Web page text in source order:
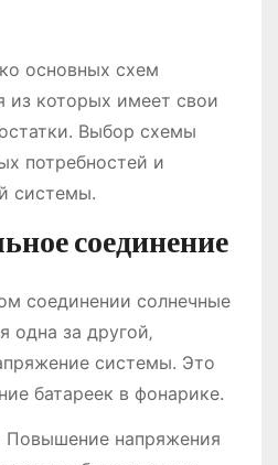
основных схем
из которых имеет свои
Выбор схемы
потребностей и
системы.
соединение
соединении солнечные
одна за другой‚
системы. Это
батареек в фонарике.
Повышение напряжения